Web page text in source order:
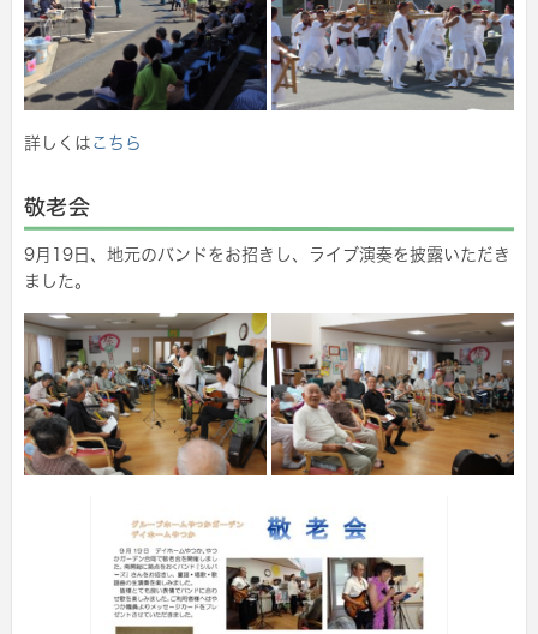
詳しくはこちら
敬老会
9月19日、地元のバンドをお招きし、ライブ演奏を披露いただき
ました。